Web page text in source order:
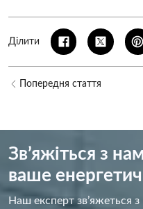
Ділити
Попередня стаття
Зв’яжіться з
ваше
Наш експерт зв’яжеться